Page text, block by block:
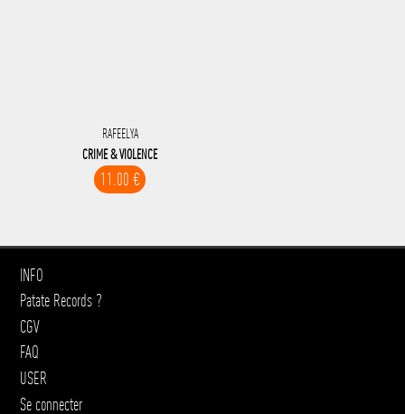
RAFEELYA
CRIME & VIOLENCE
11.00 €
INFO
Patate Records ?
CGV
FAQ
USER
Se connecter